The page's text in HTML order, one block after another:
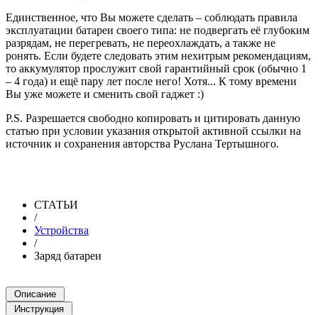
Единственное, что Вы можете сделать – соблюдать правила
эксплуатации батареи своего типа: не подвергать её глубоким
разрядам, не перегревать, не переохлаждать, а также не
ронять. Если будете следовать этим нехитрым рекомендациям,
то аккумулятор прослужит свой гарантийный срок (обычно 1
– 4 года) и ещё пару лет после него! Хотя... К тому времени
Вы уже можете и сменить свой гаджет :)
P.S. Разрешается свободно копировать и цитировать данную
статью при условии указания открытой активной ссылки на
источник и сохранения авторства Руслана Тертышного.
СТАТЬИ
/
Устройства
/
Заряд батареи